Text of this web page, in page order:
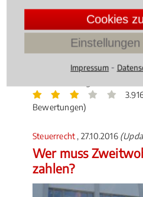
auch rechtliche Aspekte
Rolle. Welche
bei einem
Raumtemperatur ist bei
Und ist ADHS ein Grund
Bewertungen)
Steuerrecht, 27.10.2016
Wer muss
zahlen?
Cookies
Impressum ⁃